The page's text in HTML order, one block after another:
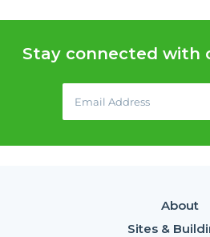
Stay connected with
Email (required)
About
Sites &